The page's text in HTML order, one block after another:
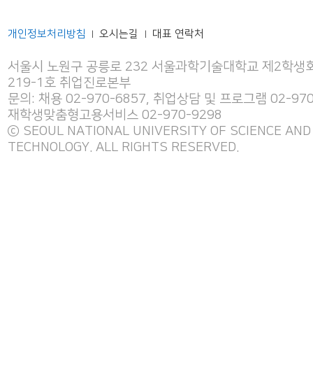
개인정보처리방침 | 오시는길 | 대표 연락처
서울시 노원구 공릉로 232 서울과학기술대학교 제2학생
219-1호 취업진로본부
문의: 채용 02-970-6857, 취업상담 및 프로그램 02-
재학생맞춤형고용서비스 02-970-9298
ⓒ SEOUL NATIONAL UNIVERSITY OF SCIENCE AND
TECHNOLOGY. ALL RIGHTS RESERVED.